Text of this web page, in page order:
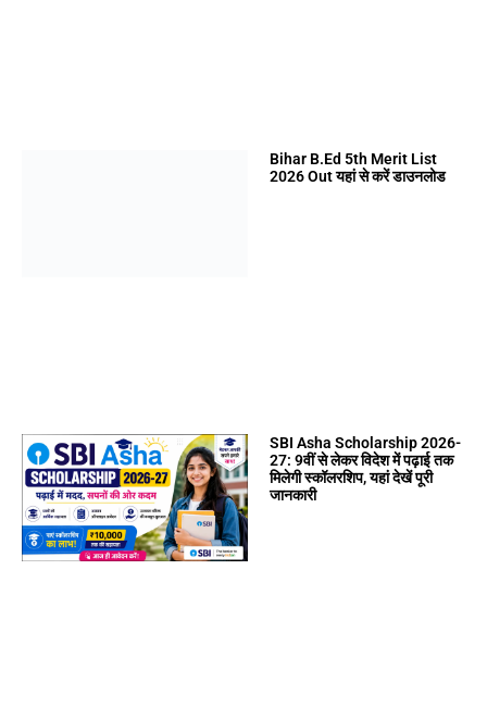
Bihar B.Ed 5th Merit List
2026 Out यहां से करें डाउनलोड
SBI Asha Scholarship 2026-
27: 9वीं से लेकर विदेश में पढ़ाई तक
मिलेगी स्कॉलरशिप, यहां देखें पूरी
जानकारी